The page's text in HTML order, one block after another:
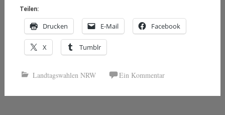
Teilen:
Drucken E-Mail Facebook
X Tumblr
Landtagswahlen NRW Ein Kommentar